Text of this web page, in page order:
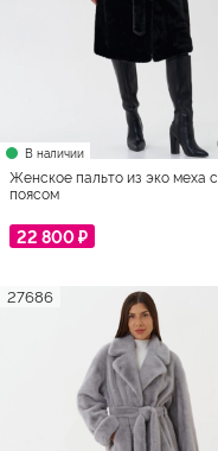
В наличии
Женское пальто из эко меха с
поясом
22 800 ₽
27686